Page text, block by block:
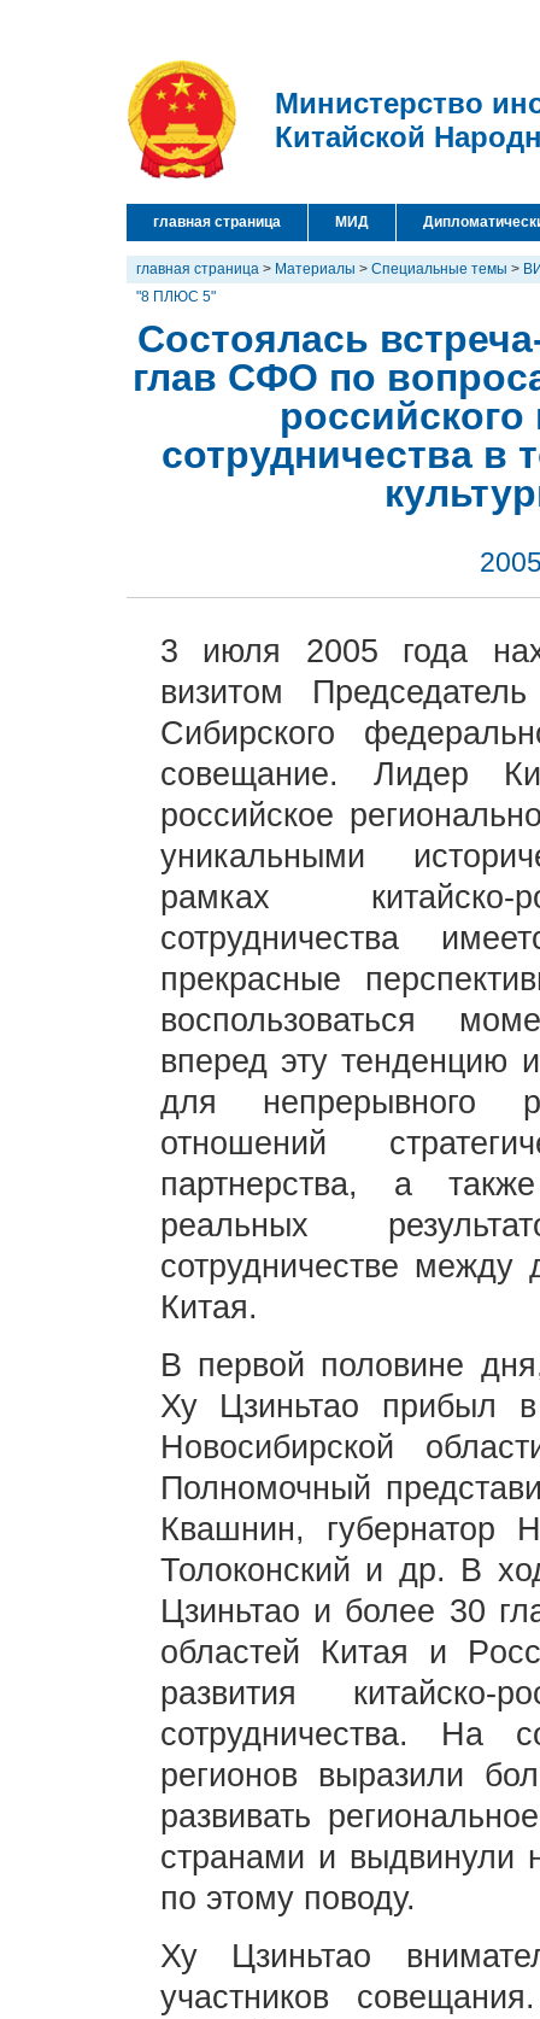
Министерство
Китайской
главная страница МИД
главная страница > Материалы > Специальные темы >
"8 ПЛЮС 5"
Состоялась
глав СФО по
сотрудничества в
3 июля 2005 года
визитом
Сибирского
совещание. Лидер
российское
уникальными
рамках китайско-
сотрудничества
прекрасные
воспользоваться
вперед эту тенденцию
для непрерывного
отношений
партнерства, а
реальных
сотрудничестве между
Китая.
В первой половине
Ху Цзиньтао прибыл
Новосибирской
Полномочный
Квашнин, губернатор
Толоконский и др. В
Цзиньтао и более 30
областей Китая и
развития китайско-
сотрудничества. На
регионов выразили
развивать
странами и выдвинули
по этому поводу.
Ху Цзиньтао
участников